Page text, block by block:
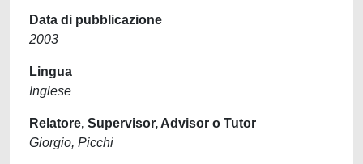
Data di pubblicazione
2003
Lingua
Inglese
Relatore, Supervisor, Advisor o Tutor
Giorgio, Picchi